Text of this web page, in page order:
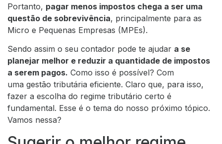
Portanto, pagar menos impostos chega a ser uma
questão de sobrevivência, principalmente para as
Micro e Pequenas Empresas (MPEs).
Sendo assim o seu contador pode te ajudar a se
planejar melhor e reduzir a quantidade de impostos
a serem pagos. Como isso é possível? Com
uma gestão tributária eficiente. Claro que, para isso,
fazer a escolha do regime tributário certo é
fundamental. Esse é o tema do nosso próximo tópico.
Vamos nessa?